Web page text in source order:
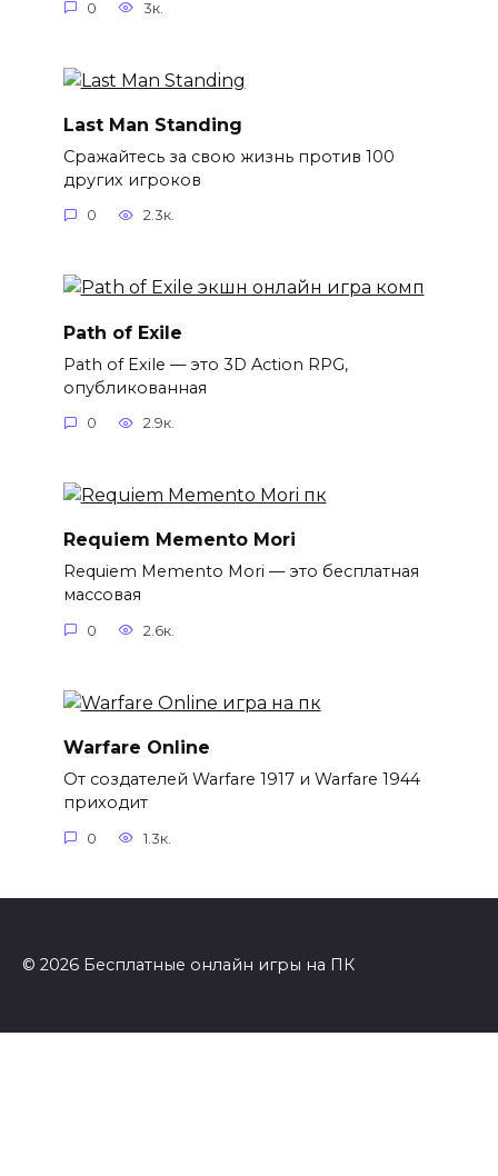
0 3к.
Last Man Standing
Сражайтесь за свою жизнь против 100
других игроков
0 2.3к.
Path of Exile
Path of Exile — это 3D Action RPG,
опубликованная
0 2.9к.
Requiem Memento Mori
Requiem Memento Mori — это бесплатная
массовая
0 2.6к.
Warfare Online
От создателей Warfare 1917 и Warfare 1944
приходит
0 1.3к.
© 2026 Бесплатные онлайн игры на ПК